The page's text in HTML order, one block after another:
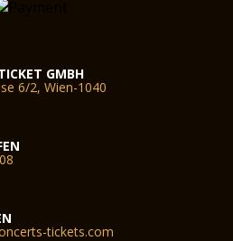
GMBH
6/2, Wien-1040
tickets.com